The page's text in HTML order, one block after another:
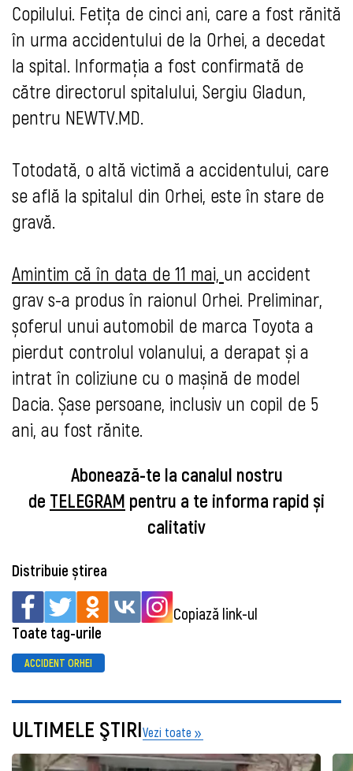
Copilului. Fetița de cinci ani, care a fost rănită
în urma accidentului de la Orhei, a decedat
la spital. Informația a fost confirmată de
către directorul spitalului, Sergiu Gladun,
pentru NEWTV.MD.
Totodată, o altă victimă a accidentului, care
se află la spitalul din Orhei, este în stare de
gravă.
Amintim că în data de 11 mai, un accident
grav s-a produs în raionul Orhei. Preliminar,
șoferul unui automobil de marca Toyota a
pierdut controlul volanului, a derapat și a
intrat în coliziune cu o mașină de model
Dacia. Șase persoane, inclusiv un copil de 5
ani, au fost rănite.
Abonează-te la canalul nostru
de TELEGRAM pentru a te informa rapid și
calitativ
Distribuie știrea
Copiază link-ul
Toate tag-urile
ACCIDENT ORHEI
ULTIMELE ŞTIRIVezi toate